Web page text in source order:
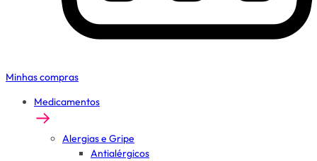
Minhas compras
Medicamentos
Alergias e Gripe
Antialérgicos